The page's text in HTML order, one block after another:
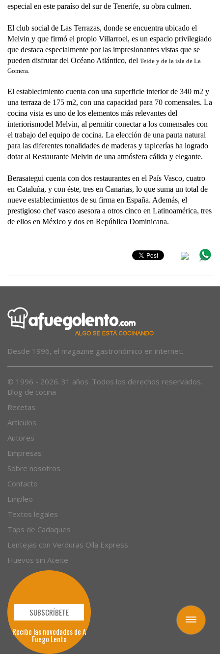
Toggle
navigation
especial en este paraíso del sur de Tenerife, su obra culmen.
El club social de Las Terrazas, donde se encuentra ubicado el
Melvin y que firmó el propio Villarroel, es un espacio privilegiado
que destaca especialmente por las impresionantes vistas que se
pueden disfrutar del Océano Atlántico, del Teide y de la isla de La
Gomera.
El establecimiento cuenta con una superficie interior de 340 m2 y
una terraza de 175 m2, con una capacidad para 70 comensales. La
cocina vista es uno de los elementos más relevantes del
interiorismodel Melvin, al permitir conectar a los comensales con
el trabajo del equipo de cocina. La elección de una pauta natural
para las diferentes tonalidades de maderas y tapicerías ha logrado
dotar al Restaurante Melvin de una atmósfera cálida y elegante.
Berasategui cuenta con dos restaurantes en el País Vasco, cuatro
en Cataluña, y con éste, tres en Canarias, lo que suma un total de
nueve establecimientos de su firma en España. Además, el
prestigioso chef vasco asesora a otros cinco en Latinoamérica, tres
de ellos en México y dos en República Dominicana.
Desde 1996, el magazine gastronómico en internet.
© 1996 - 2026. 31 años. Todos los derechos reservados.
Blog de cocina
Recetas
Artículos
Autores
Empresas
Sobre nosotros
Contacto
Empleo
Textos legales
Taps de Cadaques
Lentejas con Verduras Olla Express
Huevos sin Aceite
SUBSCRÍBETE
Recibe las novedades de A
Fuego Lento